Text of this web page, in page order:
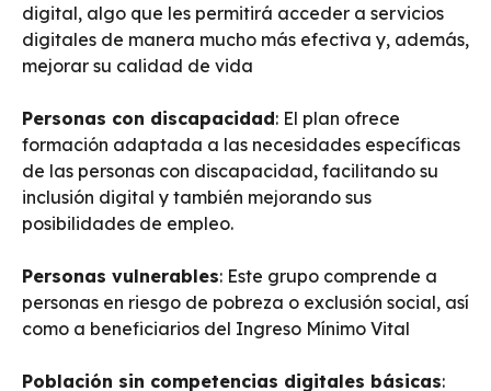
digital, algo que les permitirá acceder a servicios
digitales de manera mucho más efectiva y, además,
mejorar su calidad de vida
Personas con discapacidad: El plan ofrece
formación adaptada a las necesidades específicas
de las personas con discapacidad, facilitando su
inclusión digital y también mejorando sus
posibilidades de empleo.
Personas vulnerables: Este grupo comprende a
personas en riesgo de pobreza o exclusión social, así
como a beneficiarios del Ingreso Mínimo Vital
Población sin competencias digitales básicas: